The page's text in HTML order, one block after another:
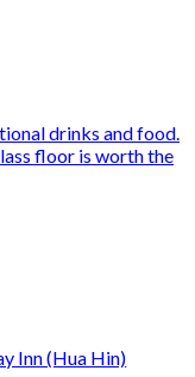
drinks and food.
floor is worth the
Inn (Hua Hin)